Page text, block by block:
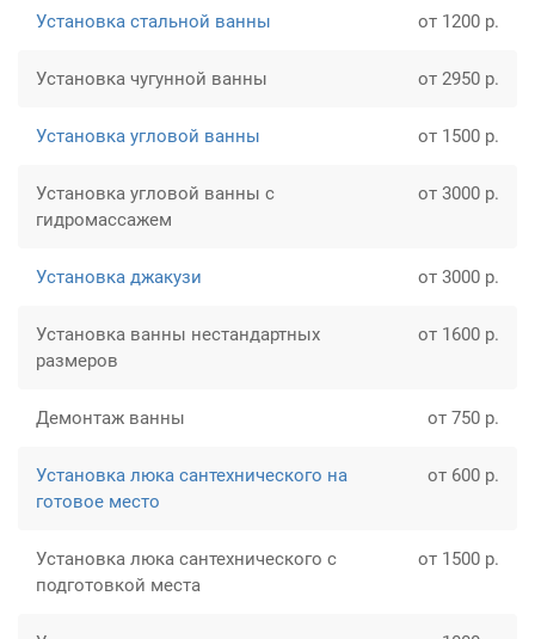
Установка стальной ванны от 1200 р.
Установка чугунной ванны от 2950 р.
Установка угловой ванны от 1500 р.
Установка угловой ванны с
гидромассажем
от 3000 р.
Установка джакузи от 3000 р.
Установка ванны нестандартных
размеров
от 1600 р.
Демонтаж ванны от 750 р.
Установка люка сантехнического на
готовое место
от 600 р.
Установка люка сантехнического с
подготовкой места
от 1500 р.